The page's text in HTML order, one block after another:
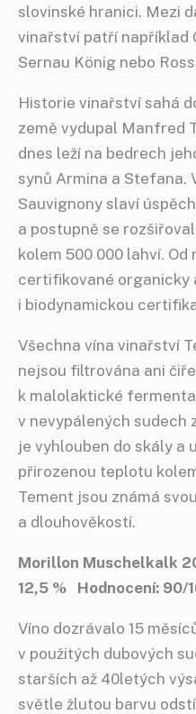
slovinské hranici. Mezi
vinařství patří například
Sernau König nebo
Historie vinařství sahá
země vydupal Manfred
dnes leží na bedrech
synů Armina a Stefana.
Sauvignony slaví
a postupně se
kolem 500 000 lahví.
certifikované organicky
i biodynamickou
Všechna vína vinařství
nejsou filtrována ani
k malolaktické
v nevypálených sudech
je vyhlouben do skály a
přirozenou teplotu
Tement jsou známá
a dlouhověkostí.
Morillon Muschelkalk
12,5 % Hodnocení: 90/
Víno dozrávalo 15
v použitých dubových
starších až 40letých
světle žlutou barvu